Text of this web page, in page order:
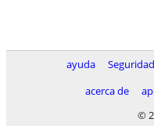
ayuda Seguridad
acerca de
©